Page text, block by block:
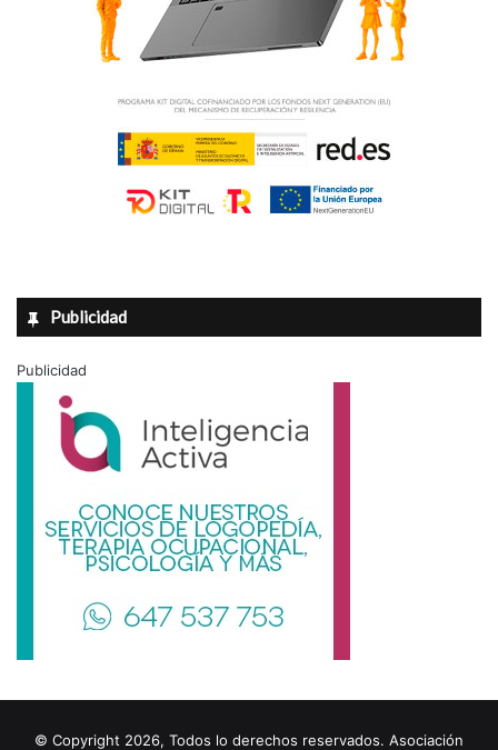
Publicidad
Publicidad
© Copyright 2026, Todos lo derechos reservados. Asociación